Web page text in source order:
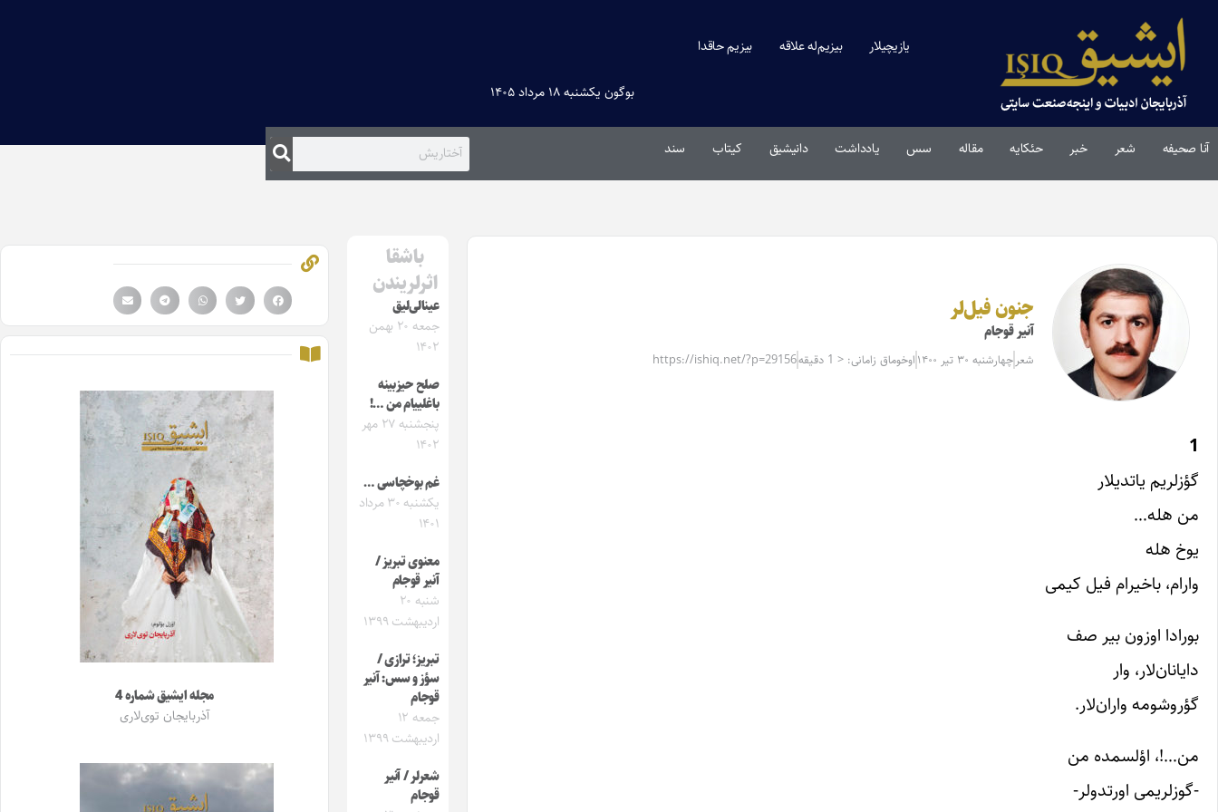
یازیچیلار بیزیم‌له علاقه بیزیم حاقدا
بوگون یکشنبه ۱۸ مرداد ۱۴۰۵
آنا صحیفه شعر خبر حئکایه مقاله‌ سس یادداشت دانیشیق کیتاب سند
جنون فیل‌لر
آنیر قوجام
شعر چهارشنبه ۳۰ تیر ۱۴۰۰ اوخوماق زامانی: < 1 دقیقه https://ishiq.net/?p=29156
1
گؤزلریم یاتدیلار
من هله…
یوخ هله
وارام، باخیرام فیل کیمی
بورادا اوزون بیر صف
دایانان‌لار، وار
گؤروشومه واران‌لار.
من…!، اؤلسمده من
-گوزلریمی اورتدولر-
باشقا
اثرلریندن
عینالی‌لیق
جمعه ۲۰ بهمن
۱۴۰۲
صلح حیزبینه
باغلییام من …!
پنجشنبه ۲۷ مهر
۱۴۰۲
غم بوخچاسی …
یکشنبه ۳۰ مرداد
۱۴۰۱
معنوی تبریز /
آنیر قوجام
شنبه ۲۰
اردیبهشت ۱۳۹۹
تبریز؛ ترازی /
سؤز و سس: آنیر
قوجام
جمعه ۱۲
اردیبهشت ۱۳۹۹
شعرلر / آنیر
قوجام
مجله ایشیق شماره 4
آذربایجان توی‌لاری